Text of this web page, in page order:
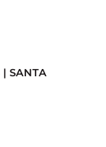
| SANTA